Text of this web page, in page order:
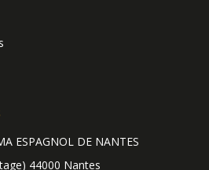
ESPAGNOL DE NANTES
44000 Nantes